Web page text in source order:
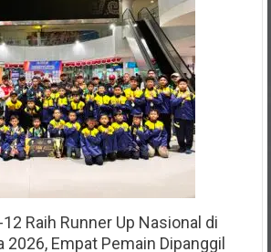
Raih Runner Up Nasional di
2026, Empat Pemain Dipanggil
Menuju Timnas